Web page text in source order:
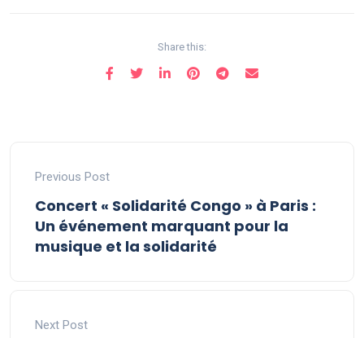
Share this:
Previous Post
Concert « Solidarité Congo » à Paris :
Un événement marquant pour la
musique et la solidarité
Next Post